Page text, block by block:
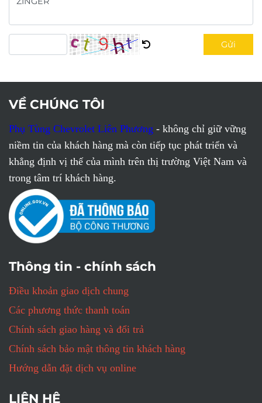
Gửi
VỀ CHÚNG TÔI
Phụ Tùng Chevrolet Liên Phương - không chỉ giữ vững
niềm tin của khách hàng mà còn tiếp tục phát triển và
khẳng định vị thế của mình trên thị trường Việt Nam và
trong tâm trí khách hàng.
Thông tin - chính sách
Điều khoản giao dịch chung
Các phương thức thanh toán
Chính sách giao hàng và đổi trả
Chính sách bảo mật thông tin khách hàng
Hướng dẫn đặt dịch vụ online
LIÊN HỆ